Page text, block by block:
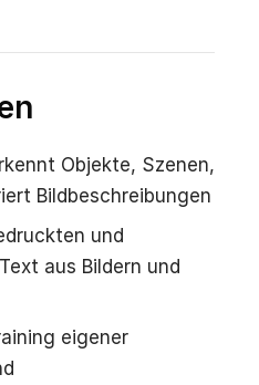
Objekte, Szenen,
Bildbeschreibungen
und
aus Bildern und
eigener